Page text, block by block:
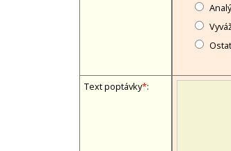
Text poptávky*: